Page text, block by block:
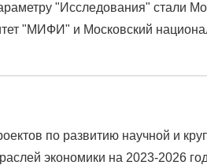
"Исследования" стали
"МИФИ" и Московский
по развитию научной и
экономики на 2023-2026